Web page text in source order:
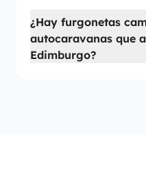
¿Hay furgonetas
autocaravanas que
Edimburgo?